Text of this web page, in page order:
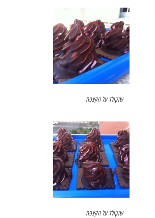
שוקולד על הקצפת
שוקולד על הקצפת